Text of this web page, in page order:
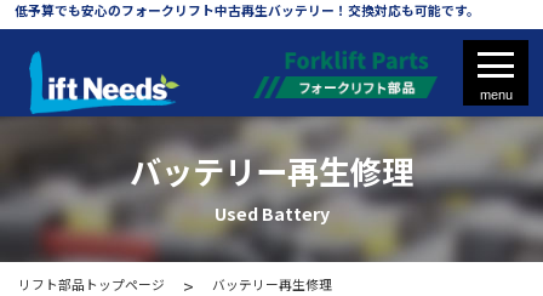
低予算でも安心のフォークリフト中古再生バッテリー！交換対応も可能です。
フォークリフト
バッテリー再生修理
Used Battery
リフト部品トップページ バッテリー再生修理